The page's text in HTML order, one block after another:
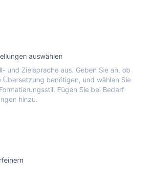
auswählen
und Zielsprache aus. Geben Sie an, ob
Übersetzung benötigen, und wählen Sie
Fügen Sie bei Bedarf
hinzu.